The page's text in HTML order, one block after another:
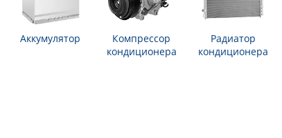
Аккумулятор
Компрессор
кондиционера
Радиатор
кондиционера